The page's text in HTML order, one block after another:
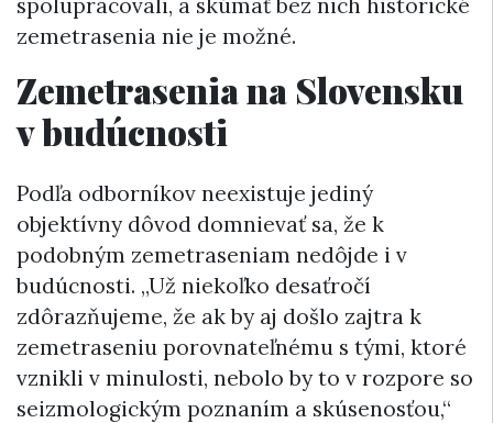
spolupracovali, a skúmať bez nich historické
zemetrasenia nie je možné.
Zemetrasenia na Slovensku
v budúcnosti
Podľa odborníkov neexistuje jediný
objektívny dôvod domnievať sa, že k
podobným zemetraseniam nedôjde i v
budúcnosti. „Už niekoľko desaťročí
zdôrazňujeme, že ak by aj došlo zajtra k
zemetraseniu porovnateľnému s tými, ktoré
vznikli v minulosti, nebolo by to v rozpore so
seizmologickým poznaním a skúsenosťou,“